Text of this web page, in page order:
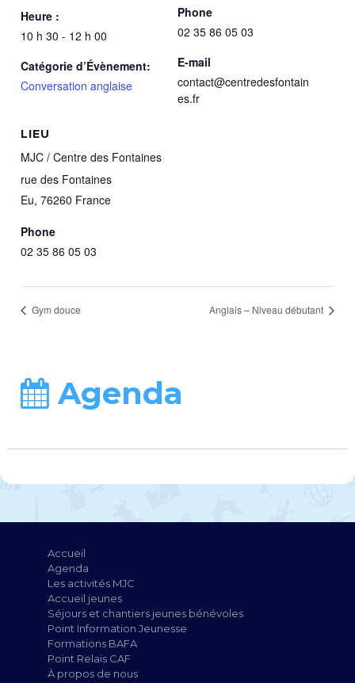
Heure :
10 h 30 - 12 h 00
Catégorie d’Évènement:
Conversation anglaise
LIEU
MJC / Centre des Fontaines
rue des Fontaines
Eu, 76260 France
Phone
02 35 86 05 03
Phone
02 35 86 05 03
E-mail
contact@centredesfontain
es.fr
Gym douce Anglais – Niveau débutant
Agenda
Accueil
Agenda
Les activités MJC
Accueil jeunes
Séjours et chantiers jeunes bénévoles
Point Information Jeunesse
Formations BAFA
Point Relais CAF
À propos de nous